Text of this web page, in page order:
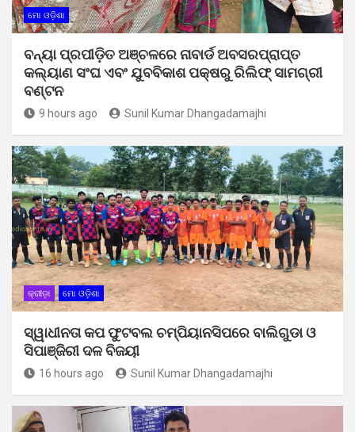
ମୋ ଓଡ଼ିଶା
ବନ୍ୟା ପ୍ରପୀଡ଼ିତ ଅଞ୍ଚଳରେ ନାବାର୍ଡ ଅବସରପ୍ରାପ୍ତ
କଲ୍ୟାଣ ସଂଘ ଏବଂ ଯୁବବିକାଶ ପକ୍ଷରୁ ରିଲିଫ୍ ସାମଗ୍ରୀ
ବଣ୍ଟନ
9 hours ago Sunil Kumar Dhangadamajhi
କ୍ରୀଡ଼ା ମୋ ଓଡ଼ିଶା
ସ୍ୱାଧୀନତା କପ ଫୁଟବଲ ଚମ୍ପିୟାନସିପରେ ବାଲିଗୁଡା ଓ
ସିପାଞ୍ଜିରୀ ଦଳ ବିଜୟୀ
16 hours ago Sunil Kumar Dhangadamajhi